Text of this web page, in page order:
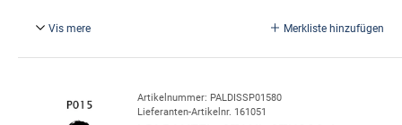
Vis mere Merkliste hinzufügen
Bitte im Bemerkungsfeld beim Kauf angeben, wenn eine
andere Innenfarbe gewünscht wird.
Artikelnummer: PALDISSP01580
Lieferanten-Artikelnr. 161051